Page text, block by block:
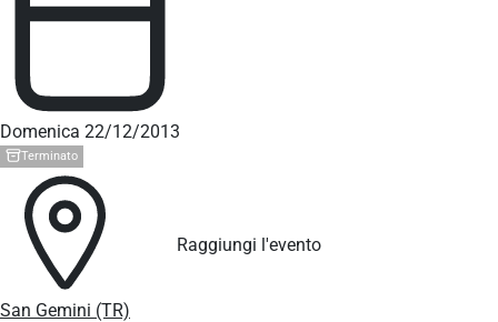
Domenica 22/12/2013
Terminato
San Gemini (TR)
Raggiungi l'evento